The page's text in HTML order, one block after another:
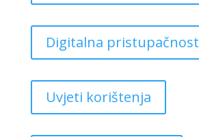
Digitalna pristupačnost
Uvjeti korištenja